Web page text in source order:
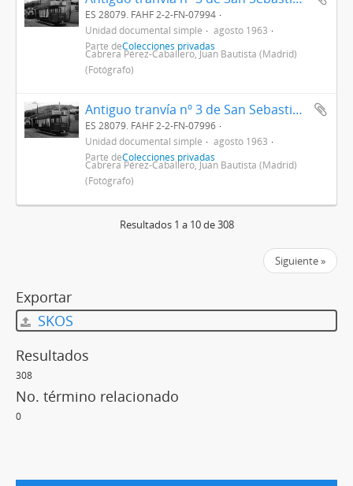
ES 28079. FAHF 2-2-FN-07994
Unidad documental simple
agosto 1963
Parte deColecciones privadas
Cabrera Pérez-Caballero, Juan Bautista (Madrid)
(Fotógrafo)
Antiguo tranvía nº 3 de San Sebastián González Byass / Tío Pepe
ES 28079. FAHF 2-2-FN-07996
Unidad documental simple
agosto 1963
Parte deColecciones privadas
Cabrera Pérez-Caballero, Juan Bautista (Madrid)
(Fotógrafo)
Resultados 1 a 10 de 308
Siguiente »
Exportar
SKOS
Resultados
308
No. término relacionado
0